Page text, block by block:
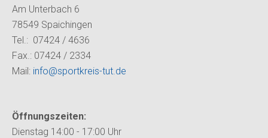
Am Unterbach 6
78549 Spaichingen
Tel.: 07424 / 4636
Fax.: 07424 / 2334
Mail: info@sportkreis-tut.de
Öffnungszeiten:
Dienstag 14:00 - 17:00 Uhr